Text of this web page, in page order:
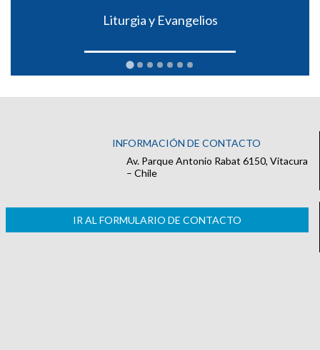
Liturgia y Evangelios
INFORMACIÓN DE CONTACTO
Av. Parque Antonio Rabat 6150, Vitacura
– Chile
IR AL FORMULARIO DE CONTACTO